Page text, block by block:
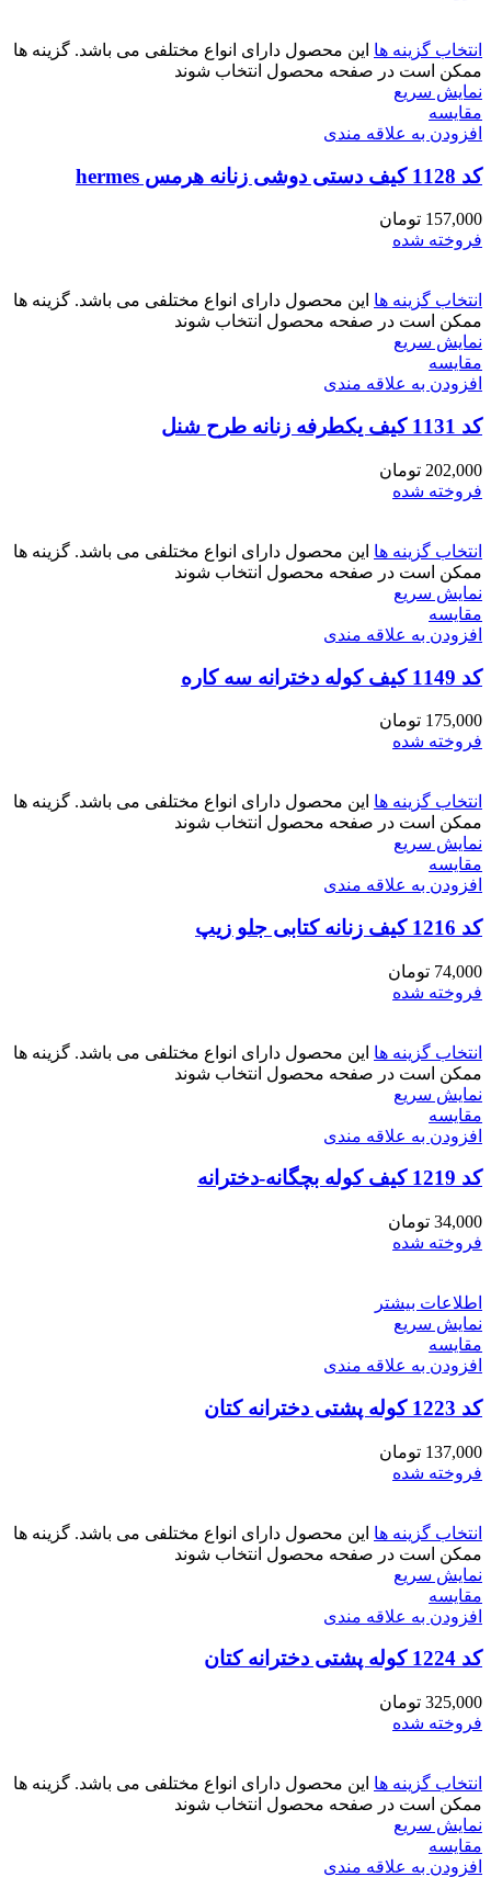
انتخاب گزینه ها این محصول دارای انواع مختلفی می باشد. گزینه ها
ممکن است در صفحه محصول انتخاب شوند
نمایش سریع
مقايسه
افزودن به علاقه مندی
کد 1128 کیف دستی دوشی زنانه هرمس hermes
157,000 تومان
فروخته شده
انتخاب گزینه ها این محصول دارای انواع مختلفی می باشد. گزینه ها
ممکن است در صفحه محصول انتخاب شوند
نمایش سریع
مقايسه
افزودن به علاقه مندی
کد 1131 کیف یکطرفه زنانه طرح شنل
202,000 تومان
فروخته شده
انتخاب گزینه ها این محصول دارای انواع مختلفی می باشد. گزینه ها
ممکن است در صفحه محصول انتخاب شوند
نمایش سریع
مقايسه
افزودن به علاقه مندی
کد 1149 کیف کوله دخترانه سه کاره
175,000 تومان
فروخته شده
انتخاب گزینه ها این محصول دارای انواع مختلفی می باشد. گزینه ها
ممکن است در صفحه محصول انتخاب شوند
نمایش سریع
مقايسه
افزودن به علاقه مندی
کد 1216 کیف زنانه کتابی جلو زیپ
74,000 تومان
فروخته شده
انتخاب گزینه ها این محصول دارای انواع مختلفی می باشد. گزینه ها
ممکن است در صفحه محصول انتخاب شوند
نمایش سریع
مقايسه
افزودن به علاقه مندی
کد 1219 کیف کوله بچگانه-دخترانه
34,000 تومان
فروخته شده
اطلاعات بیشتر
نمایش سریع
مقايسه
افزودن به علاقه مندی
کد 1223 کوله پشتی دخترانه کتان
137,000 تومان
فروخته شده
انتخاب گزینه ها این محصول دارای انواع مختلفی می باشد. گزینه ها
ممکن است در صفحه محصول انتخاب شوند
نمایش سریع
مقايسه
افزودن به علاقه مندی
کد 1224 کوله پشتی دخترانه کتان
325,000 تومان
فروخته شده
انتخاب گزینه ها این محصول دارای انواع مختلفی می باشد. گزینه ها
ممکن است در صفحه محصول انتخاب شوند
نمایش سریع
مقايسه
افزودن به علاقه مندی